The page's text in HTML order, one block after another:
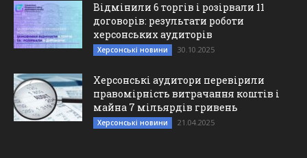
Відмінили 6 торгів і розірвали 11
договорів: результати роботи
херсонських аудиторів
Херсонські новини 30.10.2025
Херсонські аудитори перевірили
правомірність витрачання коштів і
майна 7 мільярдів гривень
Херсонські новини 21.04.2025